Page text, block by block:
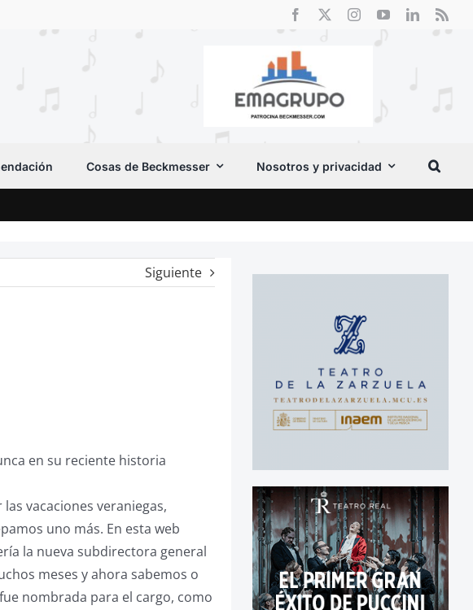
Cosas de Beckmesser Nosotros y privacidad
Siguiente
en su reciente historia
vacaciones veraniegas,
uno más. En esta web
la nueva subdirectora general
meses y ahora sabemos o
nombrada para el cargo, como